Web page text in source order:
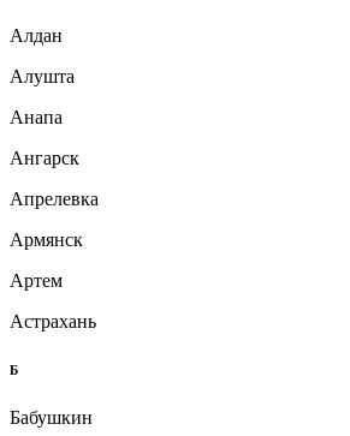
Алдан
Алушта
Анапа
Ангарск
Апрелевка
Армянск
Артем
Астрахань
Б
Бабушкин